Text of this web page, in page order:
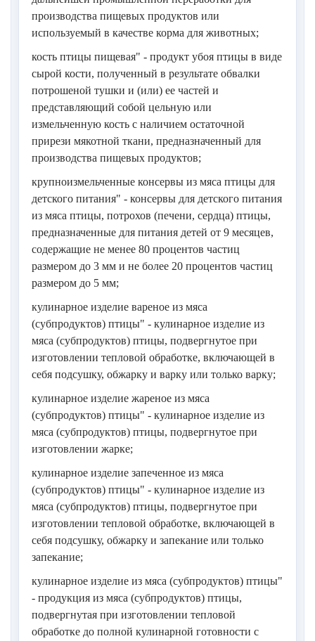
производства пищевых продуктов или
используемый в качестве корма для животных;
кость птицы пищевая" - продукт убоя птицы в виде
сырой кости, полученный в результате обвалки
потрошеной тушки и (или) ее частей и
представляющий собой цельную или
измельченную кость с наличием остаточной
прирези мякотной ткани, предназначенный для
производства пищевых продуктов;
крупноизмельченные консервы из мяса птицы для
детского питания" - консервы для детского питания
из мяса птицы, потрохов (печени, сердца) птицы,
предназначенные для питания детей от 9 месяцев,
содержащие не менее 80 процентов частиц
размером до 3 мм и не более 20 процентов частиц
размером до 5 мм;
кулинарное изделие вареное из мяса
(субпродуктов) птицы" - кулинарное изделие из
мяса (субпродуктов) птицы, подвергнутое при
изготовлении тепловой обработке, включающей в
себя подсушку, обжарку и варку или только варку;
кулинарное изделие жареное из мяса
(субпродуктов) птицы" - кулинарное изделие из
мяса (субпродуктов) птицы, подвергнутое при
изготовлении жарке;
кулинарное изделие запеченное из мяса
(субпродуктов) птицы" - кулинарное изделие из
мяса (субпродуктов) птицы, подвергнутое при
изготовлении тепловой обработке, включающей в
себя подсушку, обжарку и запекание или только
запекание;
кулинарное изделие из мяса (субпродуктов) птицы"
- продукция из мяса (субпродуктов) птицы,
подвергнутая при изготовлении тепловой
обработке до полной кулинарной готовности с